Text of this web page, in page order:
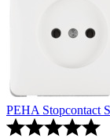
PEHA Stopcontact